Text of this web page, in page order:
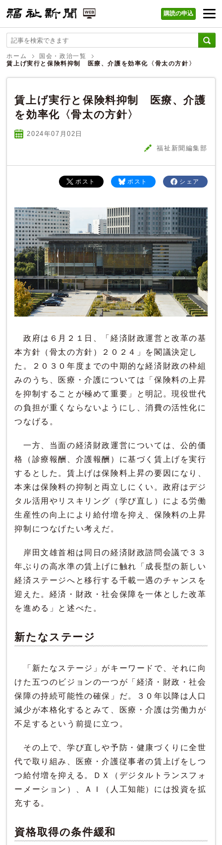
福祉新聞 WEB
購読の申込
ホーム
国会・政治一覧
賃上げ実行と保険料抑制 医療、介護を効率化〈骨太の方針〉
賃上げ実行と保険料抑制 医療、介護
を効率化〈骨太の方針〉
2024年07 月02 日
福祉新聞編集部
シェア
ポスト
ポスト
政府は６月２１日、「経済財政運営と改革の基
本方針（骨太の方針）２０２４」を閣議決定し
た。２０３０年度までの中期的な経済財政の枠組
みのうち、医療・介護については「保険料の上昇
を抑制することが極めて重要」と明記。現役世代
の負担が重くならないようにし、消費の活性化に
つなげる。
一方、当面の経済財政運営については、公的価
格（診療報酬、介護報酬）に基づく賃上げを実行
するとした。賃上げは保険料上昇の要因になり、
本来は保険料の抑制と両立しにくい。政府はデジ
タル活用やリスキリング（学び直し）による労働
生産性の向上により給付増を抑え、保険料の上昇
抑制につなげたい考えだ。
岸田文雄首相は同日の経済財政諮問会議で３３
年ぶりの高水準の賃上げに触れ「成長型の新しい
経済ステージへと移行する千載一遇のチャンスを
迎えた。経済・財政・社会保障を一体とした改革
を進める」と述べた。
新たなステージ
「新たなステージ」がキーワードで、それに向
けた五つのビジョンの一つが「経済・財政・社会
保障の持続可能性の確保」だ。３０年以降は人口
減少が本格化するとみて、医療・介護は労働力が
不足するという前提に立つ。
その上で、学び直しや予防・健康づくりに全世
代で取り組み、医療・介護従事者の賃上げをしつ
つ給付増を抑える。ＤＸ（デジタルトランスフォ
ーメーション）、ＡＩ（人工知能）には投資を拡
充する。
資格取得の条件緩和